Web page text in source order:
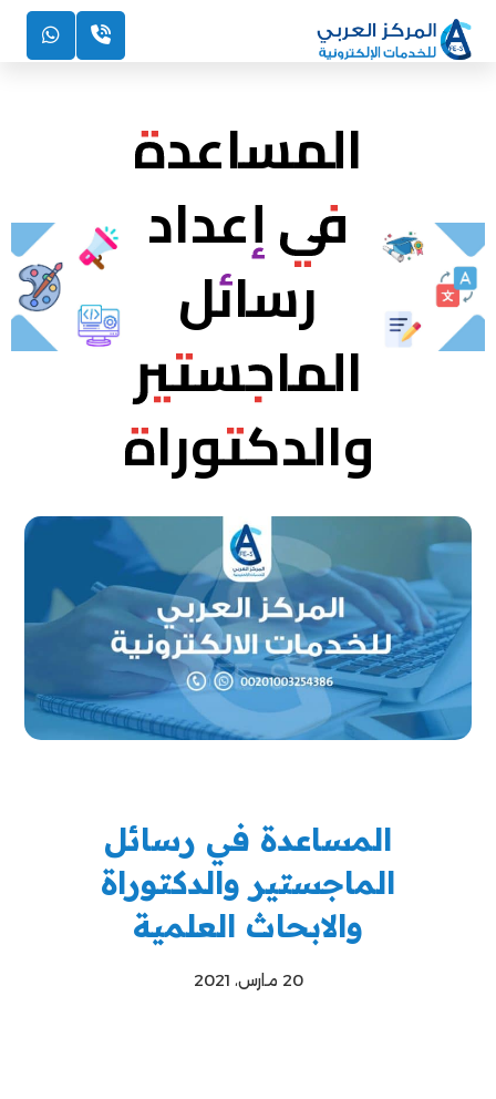
المساعدة
في إعداد
رسائل
الماجستير
والدكتوراة
المساعدة في رسائل
الماجستير والدكتوراة
والابحاث العلمية
20 مارس، 2021